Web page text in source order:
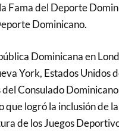
Fama del Deporte
Dominicano.
Dominicana en
York, Estados Unidos
Consulado
logró la inclusión de
de los Juegos